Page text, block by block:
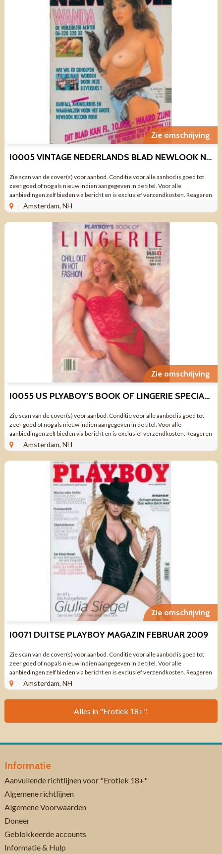
Zie omschrijving
I0005 VINTAGE NEDERLANDS BLAD NEWLOOK NR 1 TWEEDE JAARGANG
Zie scan van de cover(s) voor aanbod. Conditie voor alle aanbod is goed tot
zeer goed of nog als nieuw indien aangegeven in de titel. Voor alle
aanbiedingen zelf bieden via bericht en is exclusief verzendkosten. Reageren
via aanbieding ...
Amsterdam, NH
Zie omschrijving
I0055 US PLYABOY'S BOOK OF LINGERIE SPECIAL JULY/AUGUST 1990
Zie scan van de cover(s) voor aanbod. Conditie voor alle aanbod is goed tot
zeer goed of nog als nieuw indien aangegeven in de titel. Voor alle
aanbiedingen zelf bieden via bericht en is exclusief verzendkosten. Reageren
via aanbieding ...
Amsterdam, NH
Zie omschrijving
I0071 DUITSE PLAYBOY MAGAZIN FEBRUAR 2009
Zie scan van de cover(s) voor aanbod. Conditie voor alle aanbod is goed tot
zeer goed of nog als nieuw indien aangegeven in de titel. Voor alle
aanbiedingen zelf bieden via bericht en is exclusief verzendkosten. Reageren
via aanbieding ...
Amsterdam, NH
Alles in "Erotiek 18+".
Informatie
Aanvullende richtlijnen voor "Erotiek 18+"
Algemene richtlijnen
Algemene Voorwaarden
Doneer
Geblokkeerde accounts
Informatie & Hulp